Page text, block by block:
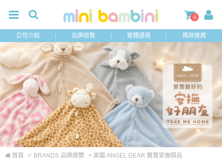
0
公司介紹 品牌總覽 實體通路 媽咪推薦
首頁 > BRANDS 品牌總覽 > 美國 ANGEL DEAR 寶寶安撫精品